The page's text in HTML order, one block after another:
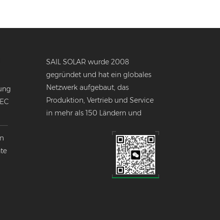
SAIL SOLAR wurde 2008
gegründet und hat ein globales
Netzwerk aufgebaut, das
Produktion, Vertrieb und Service
in mehr als 150 Ländern und